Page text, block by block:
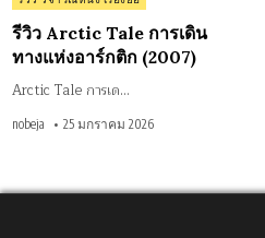
in
รีวิว Arctic Tale การเดิน
ทางแห่งอาร์กติก (2007)
Arctic Tale การเด…
nobeja 25 มกราคม 2026